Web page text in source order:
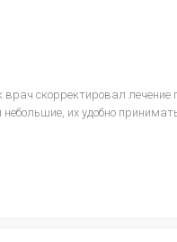
скорректировал
их удобно